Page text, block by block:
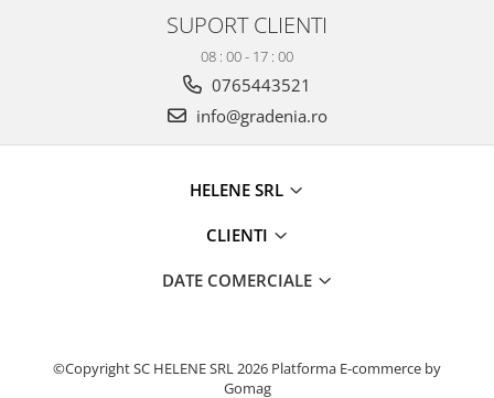
SUPORT CLIENTI
08 : 00 - 17 : 00
0765443521
info@gradenia.ro
HELENE SRL
CLIENTI
DATE COMERCIALE
©Copyright SC HELENE SRL 2026 Platforma E-commerce by
Gomag